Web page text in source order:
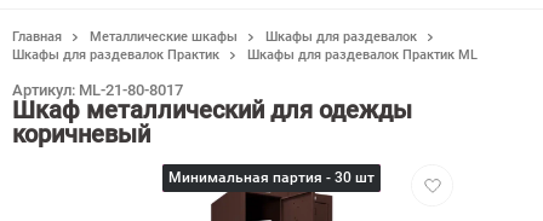
Главная Металлические шкафы
Шкафы для раздевалок
Шкафы для раздевалок Практик
Шкафы для раздевалок Практик ML
Шкаф металлический для одежды
коричневый
Артикул: ML-21-80-8017
Минимальная партия - 30 шт
Добавить